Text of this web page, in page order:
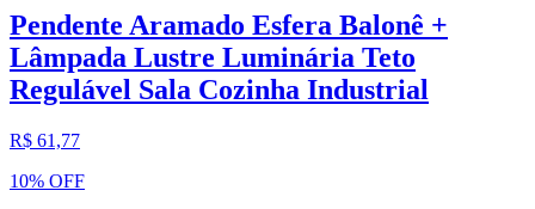
Pendente Aramado Esfera Balonê +
Lâmpada Lustre Luminária Teto
Regulável Sala Cozinha Industrial
R$ 61,77
10% OFF